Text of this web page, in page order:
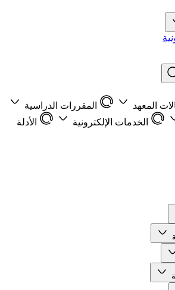
المعهد
المقررات الدراسية
الخدمات الإلكترونية
الأدلة